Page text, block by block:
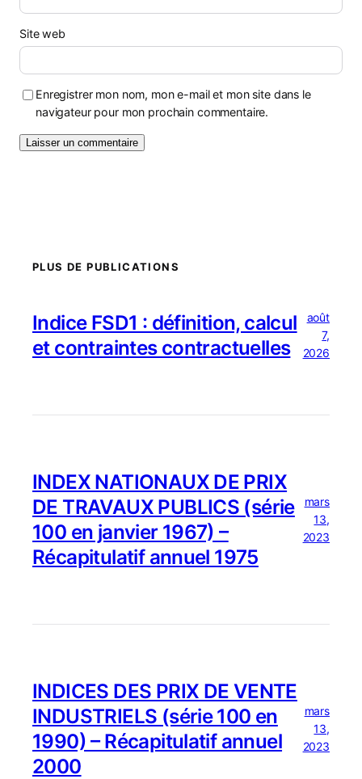
Site web
Enregistrer mon nom, mon e-mail et mon site dans le
navigateur pour mon prochain commentaire.
PLUS DE PUBLICATIONS
Indice FSD1 : définition, calcul
et contraintes contractuelles
août
7,
2026
INDEX NATIONAUX DE PRIX
DE TRAVAUX PUBLICS (série
100 en janvier 1967) –
Récapitulatif annuel 1975
mars
13,
2023
INDICES DES PRIX DE VENTE
INDUSTRIELS (série 100 en
1990) – Récapitulatif annuel
2000
mars
13,
2023